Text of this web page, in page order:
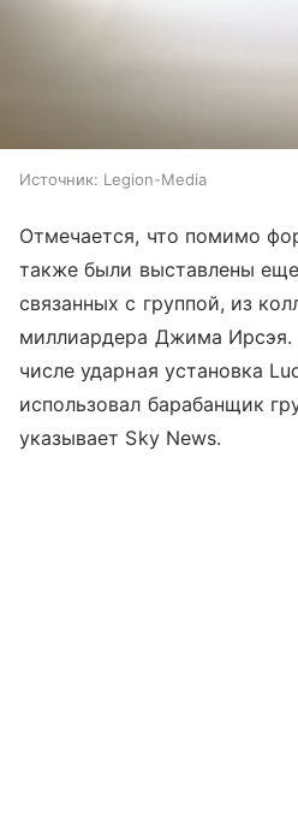
Источник: Legion-Media
Отмечается, что помимо
также были выставлены
связанных с группой, из
миллиардера Джима
числе ударная установка
использовал барабанщик
указывает Sky News.